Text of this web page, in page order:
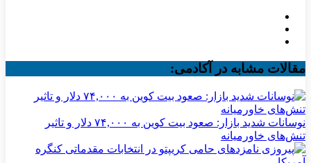
مقالات مشابه در آکادمی:
نوسانات شدید بازار: صعود بیت کوین به ۷۴,۰۰۰ دلار و تاثیر
تنش‌های خاورمیانه